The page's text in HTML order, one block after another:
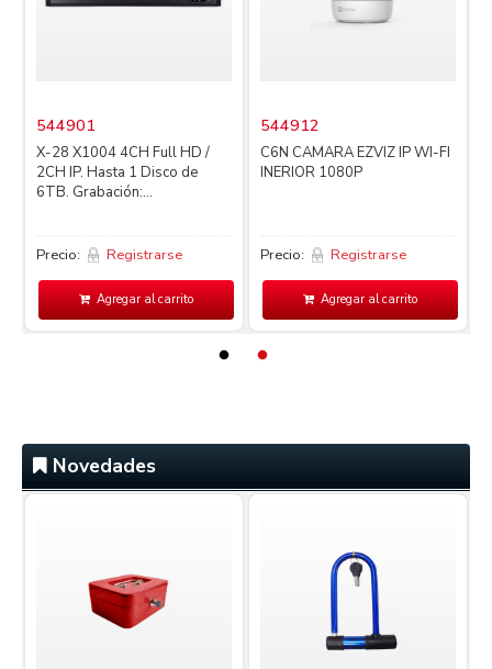
544901
X-28 X1004 4CH Full HD /
2CH IP. Hasta 1 Disco de
6TB. Grabación:...
Precio: Registrarse
Agregar al carrito
544912
C6N CAMARA EZVIZ IP WI-FI
INERIOR 1080P
Precio: Registrarse
Agregar al carrito
Novedades